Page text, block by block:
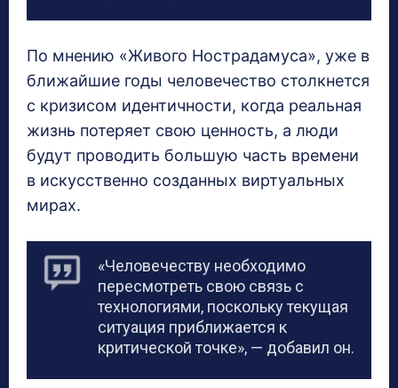
По мнению «Живого Нострадамуса», уже в
ближайшие годы человечество столкнется
с кризисом идентичности, когда реальная
жизнь потеряет свою ценность, а люди
будут проводить большую часть времени
в искусственно созданных виртуальных
мирах.
«Человечеству необходимо
пересмотреть свою связь с
технологиями, поскольку текущая
ситуация приближается к
критической точке», — добавил он.